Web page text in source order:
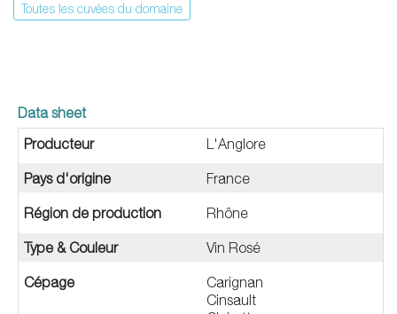
Toutes les cuvées du domaine
Data sheet
Producteur
L'Anglore
Pays d'origine France
Région de production Rhône
Type & Couleur Vin Rosé
Cépage
Carignan
Cinsault